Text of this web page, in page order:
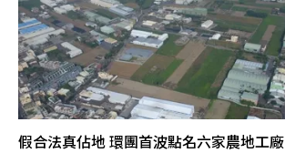
假合法真佔地 環團首波點名六家農地工廠